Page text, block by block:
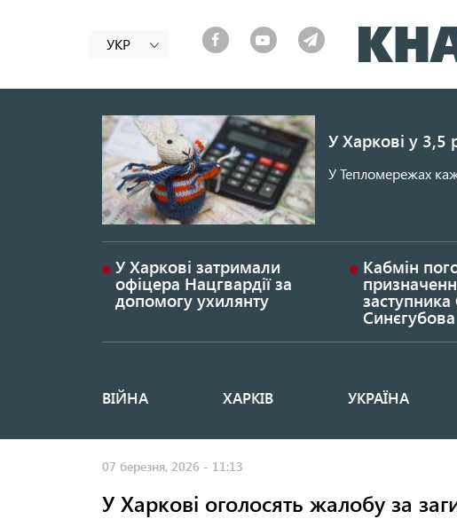
УКР
У Харкові у 3,5
У Тепломережах
У Харкові затримали
офіцера Нацгвардії за
допомогу ухилянту
Кабмін
заступника
Синєгубова
Основная
ВІЙНА ХАРКІВ УКРАЇНА
07 березня, 2026 - 11:13
У Харкові оголосять жалобу за